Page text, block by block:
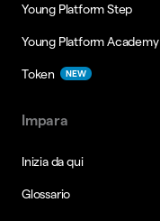
Young Platform Step
Young Platform Academy
Token NEW
Impara
Inizia da qui
Glossario